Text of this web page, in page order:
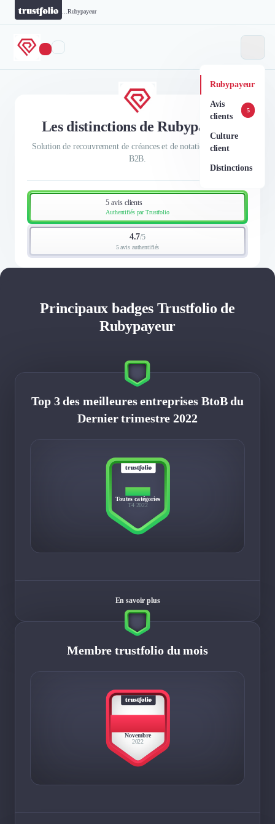
Rubypayeur
Rubypayeur
Avis
clients
5
Culture
client
Distinctions
Les distinctions de Rubypayeur
Solution de recouvrement de créances et de notation prédictive
B2B.
5 avis clients
Authentifiés par Trustfolio
4.7/5
5 avis authentifiés
Principaux badges Trustfolio de
Rubypayeur
Top 3 des meilleures entreprises BtoB du
Dernier trimestre 2022
TOP 3
Toutes catégories
T4 2022
En savoir plus
Membre trustfolio du mois
BEST
Novembre
2022